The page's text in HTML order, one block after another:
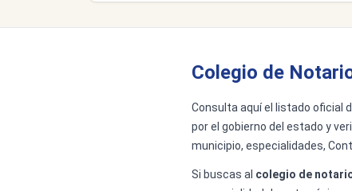
Colegio de
Consulta aquí el listado oficial
por el gobierno del estado y
municipio, especialidades,
Si buscas al colegio de